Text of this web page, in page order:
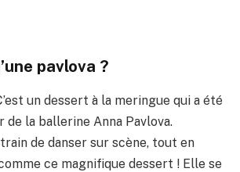
pavlova ?
un dessert à la meringue qui a été
de la ballerine Anna Pavlova.
de danser sur scène, tout en
ce magnifique dessert ! Elle se